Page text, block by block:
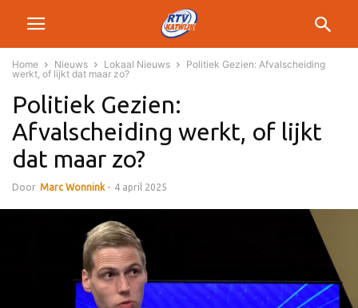
Home Nieuws Lokaal Nieuws
Politiek Gezien: Afvalscheiding
werkt, of lijkt dat maar zo?
Politiek Gezien:
Afvalscheiding werkt, of lijkt
dat maar zo?
Door Marc Wonnink - 4 april 2025